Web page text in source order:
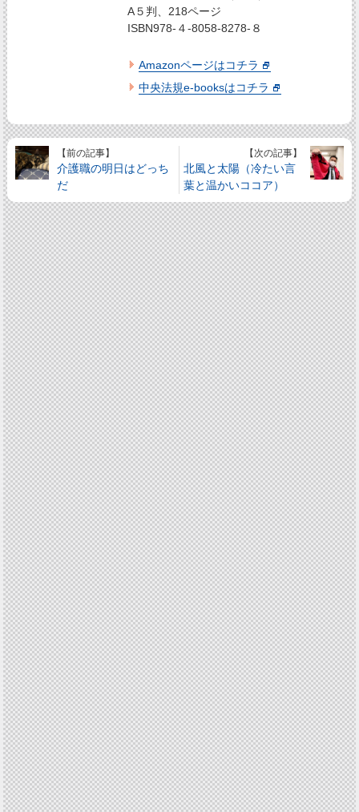
A５判、218ページ
ISBN978-４-8058-8278-８
Amazonページはコチラ
中央法規e-booksはコチラ
【前の記事】
介護職の明日はどっち
だ
【次の記事】
北風と太陽（冷たい言
葉と温かいココア）